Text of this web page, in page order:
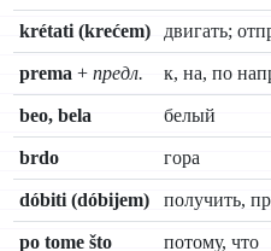
krétati (krećem) двигать;
prema +предл. к, на, по
beo, bela белый
brdo гора
dóbiti (dóbijem) получить,
po tome što потому, что